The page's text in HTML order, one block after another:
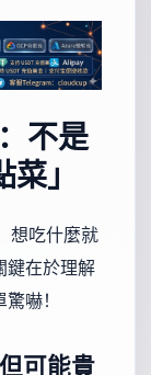
不是
」
想吃什麼就
鍵在於理解
嚇！
可能貴